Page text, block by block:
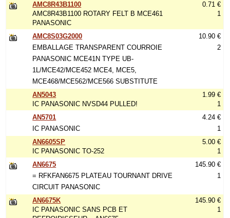
AMC8R43B1100
AMC8R43B1100 ROTARY FELT B MCE461
PANASONIC
0.71 €
1
AMC8S03G2000
EMBALLAGE TRANSPARENT COURROIE
PANASONIC MCE41N TYPE UB-
1L/MCE42/MCE452 MCE4, MCE5,
MCE468/MCE562/MCE566 SUBSTITUTE
10.90 €
2
AN5043
IC PANASONIC NVSD44 PULLED!
1.99 €
1
AN5701
IC PANASONIC
4.24 €
1
AN6605SP
IC PANASONIC TO-252
5.00 €
1
AN6675
= RFKFAN6675 PLATEAU TOURNANT DRIVE
CIRCUIT PANASONIC
145.90 €
1
AN6675K
IC PANASONIC SANS PCB ET
145.90 €
1